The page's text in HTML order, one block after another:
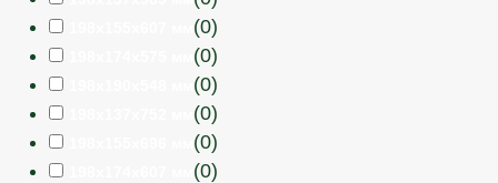
(0)
(0)
(0)
(0)
(0)
(0)